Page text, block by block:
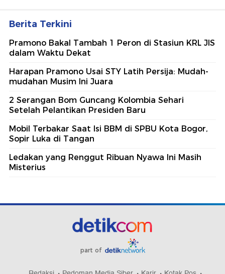
Berita Terkini
Pramono Bakal Tambah 1 Peron di Stasiun KRL JIS
dalam Waktu Dekat
Harapan Pramono Usai STY Latih Persija: Mudah-
mudahan Musim Ini Juara
2 Serangan Bom Guncang Kolombia Sehari
Setelah Pelantikan Presiden Baru
Mobil Terbakar Saat Isi BBM di SPBU Kota Bogor,
Sopir Luka di Tangan
Ledakan yang Renggut Ribuan Nyawa Ini Masih
Misterius
part of